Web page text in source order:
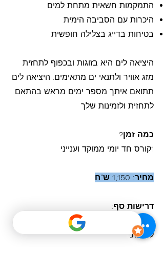
התמקמות חשאית מתחת למים
היכרות עם הסביבה הימית
בטיחות בדייג בצלילה חופשית
היציאה לים היא בזוגות ובכפוף לתחזית
מזג אוויר ולתנאי ים מתאימים. היציאה לים
תתואם איתך מספר ימים מראש בהתאם
לתחזית ולזמינות שלך
כמה זמן?
1קורס חד יומי ממוקד וענייני
מחיר: 1,150 ש"ח
דרישות סף:
תעודת הסמכה פורמלית של קורס
לפחות.